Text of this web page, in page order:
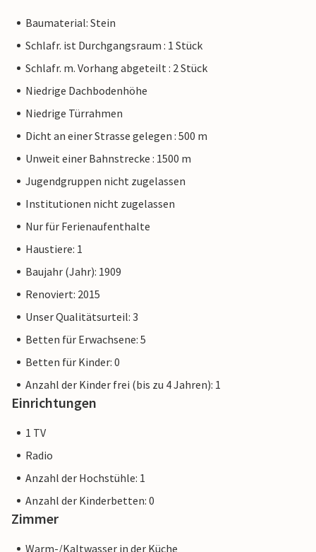
Baumaterial: Stein
Schlafr. ist Durchgangsraum : 1 Stück
Schlafr. m. Vorhang abgeteilt : 2 Stück
Niedrige Dachbodenhöhe
Niedrige Türrahmen
Dicht an einer Strasse gelegen : 500 m
Unweit einer Bahnstrecke : 1500 m
Jugendgruppen nicht zugelassen
Institutionen nicht zugelassen
Nur für Ferienaufenthalte
Haustiere: 1
Baujahr (Jahr): 1909
Renoviert: 2015
Unser Qualitätsurteil: 3
Betten für Erwachsene: 5
Betten für Kinder: 0
Anzahl der Kinder frei (bis zu 4 Jahren): 1
Einrichtungen
1 TV
Radio
Anzahl der Hochstühle: 1
Anzahl der Kinderbetten: 0
Zimmer
Warm-/Kaltwasser in der Küche